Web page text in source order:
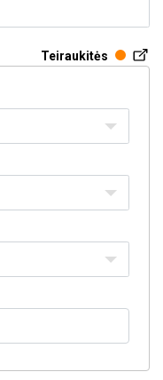
Teiraukitės